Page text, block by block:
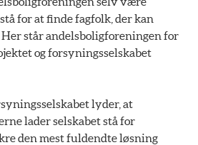
for at finde fagfolk, der kan
står andelsboligforeningen for
og forsyningsselskabet
lyder, at
lader selskabet stå for
den mest fuldendte løsning